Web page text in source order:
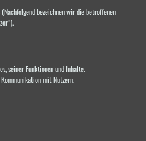
bezeichnen wir die betroffenen
seiner Funktionen und Inhalte.
mit Nutzern.